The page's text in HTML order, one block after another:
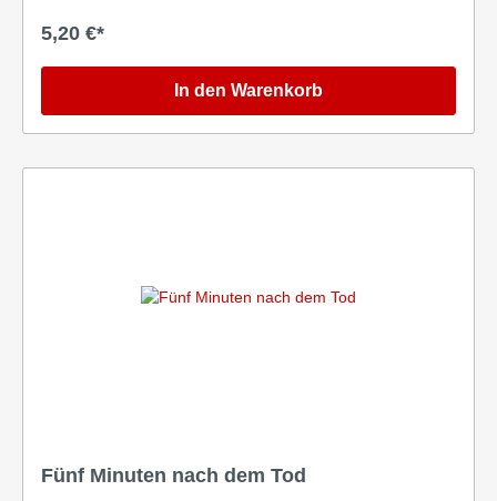
5,20 €*
In den Warenkorb
Fünf Minuten nach dem Tod